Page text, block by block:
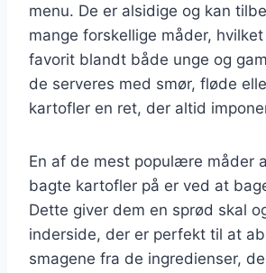
menu. De er alsidige og kan
mange forskellige måder,
favorit blandt både unge og
de serveres med smør, fløde
kartofler en ret, der altid
En af de mest populære måder
bagte kartofler på er ved at
Dette giver dem en sprød skal
inderside, der er perfekt til at
smagene fra de ingredienser,